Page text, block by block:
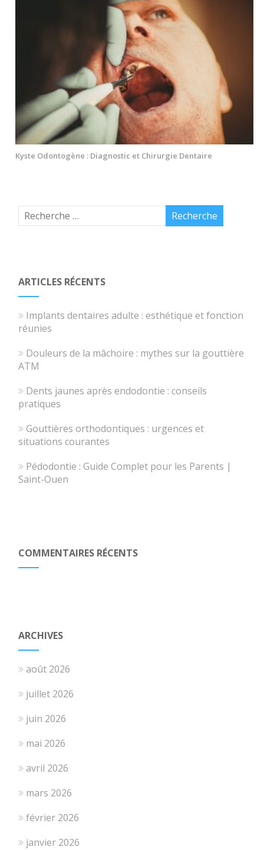
Kyste Odontogène : Diagnostic et Chirurgie Dentaire
ARTICLES RÉCENTS
Implants dentaires adulte : esthétique et fonction
réunies
Douleurs de la mâchoire : mythes sur la gouttière
ATM
Dents jaunes après endodontie : conseils
pratiques
Gouttières orthodontiques : urgences et
situations courantes
Pédodontie : Guide Complet pour les Parents |
Saint-Ouen
COMMENTAIRES RÉCENTS
ARCHIVES
août 2026
juillet 2026
juin 2026
mai 2026
avril 2026
mars 2026
février 2026
janvier 2026